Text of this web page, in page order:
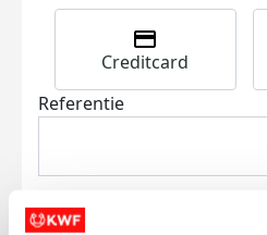
Creditcard
Referentie